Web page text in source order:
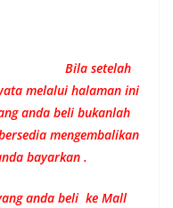
Bila setelah
melalui halaman ini
anda beli bukanlah
mengembalikan
bayarkan .
anda beli ke Mall